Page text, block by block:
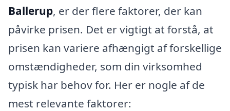
Ballerup, er der flere faktorer, der kan
påvirke prisen. Det er vigtigt at forstå, at
prisen kan variere afhængigt af forskellige
omstændigheder, som din virksomhed
typisk har behov for. Her er nogle af de
mest relevante faktorer: